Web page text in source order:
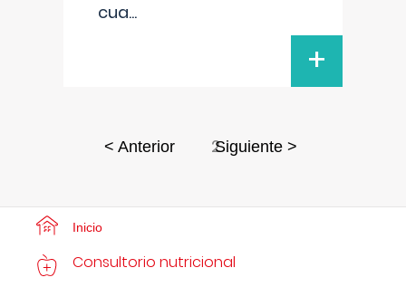
cua...
+
< Anterior 2Siguiente >
Inicio
Consultorio nutricional